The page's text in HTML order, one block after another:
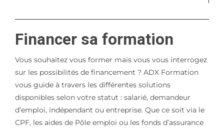
Financer sa formation
Vous souhaitez vous former mais vous vous interrogez
sur les possibilités de financement ? ADX Formation
vous guide à travers les différentes solutions
disponibles selon votre statut : salarié, demandeur
d’emploi, indépendant ou entreprise. Que ce soit via le
CPF, les aides de Pôle emploi ou les fonds d’assurance